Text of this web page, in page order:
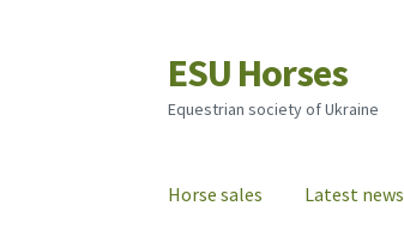
Skip
to
navigation
Skip
to
content
ESU Horses
Equestrian society of Ukraine
Horse sales Latest news